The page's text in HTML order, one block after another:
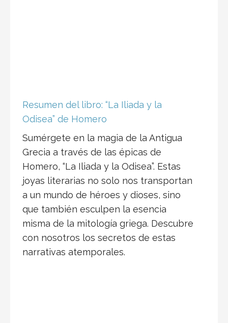
Resumen del libro: “La Iliada y la
Odisea” de Homero
Sumérgete en la magia de la Antigua
Grecia a través de las épicas de
Homero, “La Iliada y la Odisea”. Estas
joyas literarias no solo nos transportan
a un mundo de héroes y dioses, sino
que también esculpen la esencia
misma de la mitología griega. Descubre
con nosotros los secretos de estas
narrativas atemporales.